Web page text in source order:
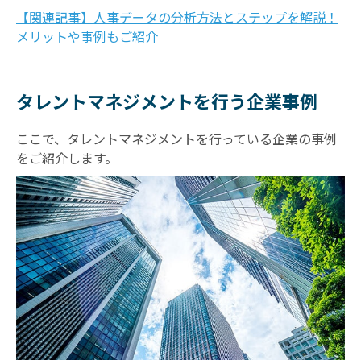
【関連記事】人事データの分析方法とステップを解説！
メリットや事例もご紹介
タレントマネジメントを行う企業事例
ここで、タレントマネジメントを行っている企業の事例
をご紹介します。